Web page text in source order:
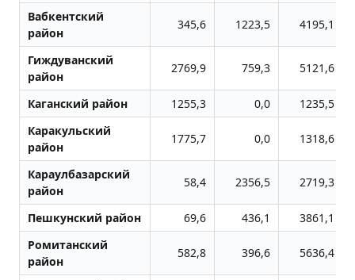
Вабкентский
район
345,6 1223,5 4195,1
Гиждуванский
район
2769,9 759,3 5121,6
Каганский район 1255,3 0,0
1235,5
Каракульский
район
1775,7 0,0 1318,6
Караулбазарский
район
58,4 2356,5 2719,3
Пешкунский район 69,6 436,1
3861,1
Ромитанский
район
582,8 396,6 5636,4